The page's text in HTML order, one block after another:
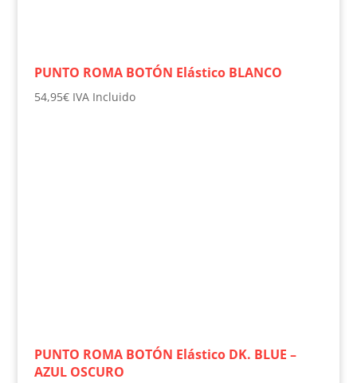
PUNTO ROMA BOTÓN Elástico BLANCO
54,95€ IVA Incluido
PUNTO ROMA BOTÓN Elástico DK. BLUE –
AZUL OSCURO